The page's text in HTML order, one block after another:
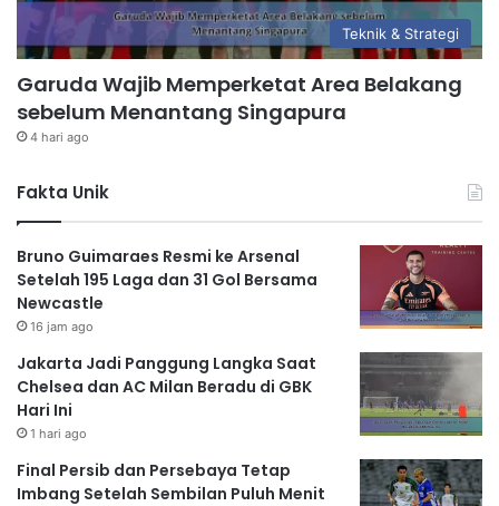
Teknik & Strategi
Garuda Wajib Memperketat Area Belakang
sebelum Menantang Singapura
4 hari ago
Fakta Unik
Bruno Guimaraes Resmi ke Arsenal
Setelah 195 Laga dan 31 Gol Bersama
Newcastle
16 jam ago
Jakarta Jadi Panggung Langka Saat
Chelsea dan AC Milan Beradu di GBK
Hari Ini
1 hari ago
Final Persib dan Persebaya Tetap
Imbang Setelah Sembilan Puluh Menit